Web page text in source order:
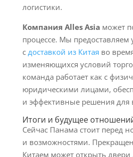
логистики.
Компания Alles Asia может
процессе. Мы предоставляем
с доставкой из Китая во
изменяющихся условий
команда работает как с
юридическими лицами,
и эффективные решения для
Итоги и будущее
Сейчас Панама стоит перед
и возможностями.
Китаем может открыть